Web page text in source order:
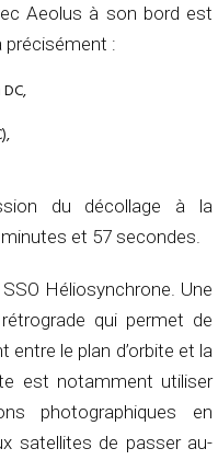
Aeolus à son bord est
précisément :
du décollage à la
et 57 secondes.
Héliosynchrone. Une
qui permet de
le plan d’orbite et la
est notamment utiliser
photographiques en
satellites de passer au-